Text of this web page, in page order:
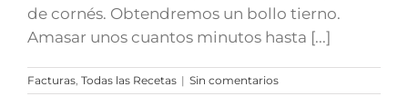
de cornés. Obtendremos un bollo tierno.
Amasar unos cuantos minutos hasta [...]
Facturas Todas las Recetas | Sin comentarios